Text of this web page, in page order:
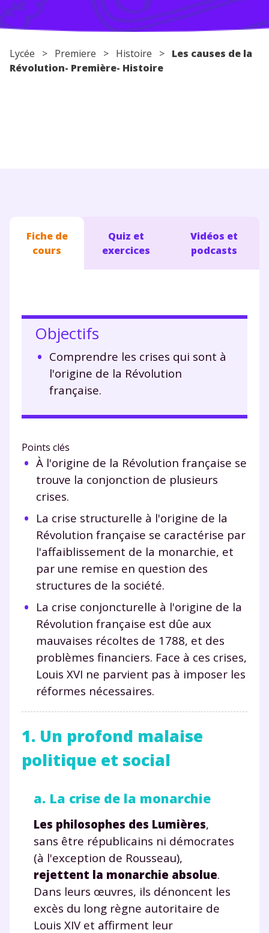
Conseils pour les parents
Lycée > Premiere > Histoire > Les causes de la
Révolution- Première- Histoire
Fiche de
cours
Quiz et
exercices
Vidéos et
podcasts
Objectifs
Comprendre les crises qui sont à
l'origine de la Révolution
française.
Points clés
À l'origine de la Révolution française se
trouve la conjonction de plusieurs
crises.
La crise structurelle à l'origine de la
Révolution française se caractérise par
l'affaiblissement de la monarchie, et
par une remise en question des
structures de la société.
La crise conjoncturelle à l'origine de la
Révolution française est dûe aux
mauvaises récoltes de 1788, et des
problèmes financiers. Face à ces crises,
Louis XVI ne parvient pas à imposer les
réformes nécessaires.
1. Un profond malaise
politique et social
a. La crise de la monarchie
Les philosophes des Lumières,
sans être républicains ni démocrates
(à l'exception de Rousseau),
rejettent la monarchie absolue.
Dans leurs œuvres, ils dénoncent les
excès du long règne autoritaire de
Louis XIV et affirment leur